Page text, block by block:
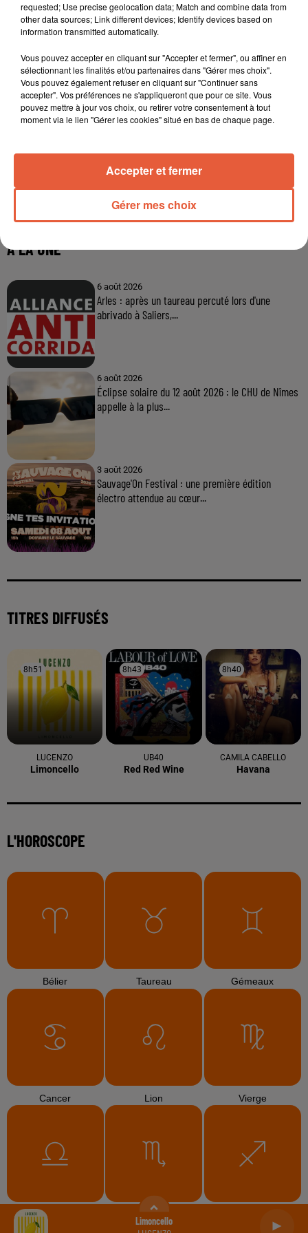
Limoncello
À LA UNE
6 août 2026
Arles : après un taureau percuté lors d'une
abrivado à Saliers,...
6 août 2026
Éclipse solaire du 12 août 2026 : le CHU de Nîmes
appelle à la plus...
3 août 2026
Sauvage'On Festival : une première édition
électro attendue au cœur...
TITRES DIFFUSÉS
8h51
8h51
LUCENZO
Limoncello
8h43
8h43
UB40
Red Red Wine
8h40
8h40
CAMILA CABELLO
Havana
L'HOROSCOPE
Bélier Taureau Gémeaux
Cancer Lion Vierge
Balance Scorpion
requested; Use precise geolocation data; Match and combine data from
other data sources; Link different devices; Identify devices based on
information transmitted automatically.
Vous pouvez accepter en cliquant sur "Accepter et fermer", ou affiner en
sélectionnant les finalités et/ou partenaires dans "Gérer mes choix".
Vous pouvez également refuser en cliquant sur "Continuer sans
accepter". Vos préférences ne s'appliqueront que pour ce site. Vous
pouvez mettre à jour vos choix, ou retirer votre consentement à tout
moment via le lien "Gérer les cookies" situé en bas de chaque page.
Gérer mes choix
Accepter et fermer